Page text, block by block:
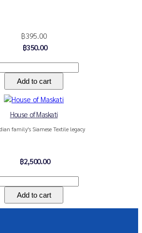
฿395.00
฿350.00
House of Maskati
family's Siamese Textile legacy
฿2,500.00